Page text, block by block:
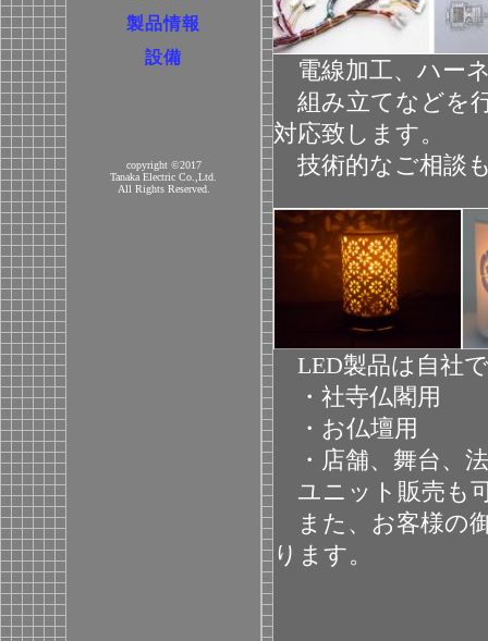
製品情報
設備
copyright ©2017
Tanaka Electric Co.,Ltd.
All Rights Reserved.